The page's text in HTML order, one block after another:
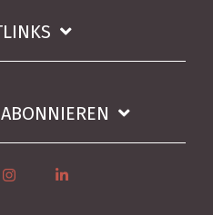
Instagram